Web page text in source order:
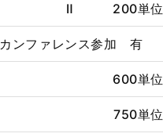
Ⅱ 200単位
カンファレンス参加 有
600単位
750単位